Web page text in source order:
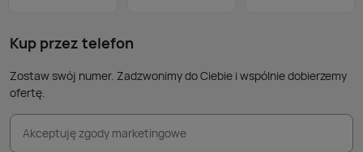
Kup przez telefon
Zostaw swój numer. Zadzwonimy do Ciebie i wspólnie dobierzemy
ofertę.
Akceptuję zgody marketingowe